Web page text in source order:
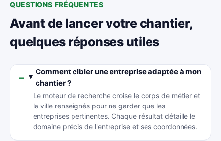
QUESTIONS FRÉQUENTES
Avant de lancer votre chantier,
quelques réponses utiles
Comment cibler une entreprise adaptée à mon
chantier ?
Le moteur de recherche croise le corps de métier et
la ville renseignés pour ne garder que les
entreprises pertinentes. Chaque résultat détaille le
domaine précis de l'entreprise et ses coordonnées.